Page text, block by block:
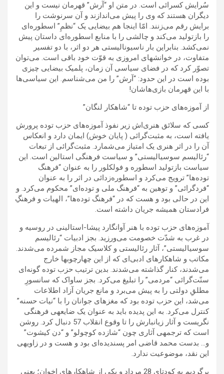
سُرایش کسرائی است. در متن او “آرش” قهرمان نیست و این
دیگران هستند که وی را پیش می‌اندازند و آن سرنوشت را
برایش رقم می‌زنند. امّا اینجا هم بیضایی یک “نظمِ” اسطوره‌ای
را بازتولید می‌کند و چالشی را با منابع اسطوره‌ای داستان پیش
نمی‌کشد. بنابراین بار ناسیونالیستی هر دو اثر، با دو تفسیر
متفاوت، در خوانشهای امروزی به قوّت خود باقی است. می‌توان
تصوّر کرد که در فضای سیاسی آن زمان، پلمیک بیضایی چیزی
بوده است در این حدود: “آرش” را من می‌شناسم. این سیاسی‌ها
با این قهرمان بازی‌هاشان!
از آموزه‌های حزب توده تا “شاهکار لنگان”
کسی که سلائق هنری‌اش زیر نفوذ آموزه‌های حزب توده پرورش
یافته است، به مثبت‌گرائی ( پایان خوش) ایمان دارد و انعکاس
آن را در اثر هنری یک امتیاز می‌شمارد. مثبت‌گرائی از تبعات
“رئالیسم سوسیالیستی” و سیاست فرهنگی استالین است. این
سیاست بازتولید اسطوره و فولکلور را به عنوان “فرهنگ
توده‌ها” ترویج می‌کرد و اسطوره‌زدائی در اثر را به عنوان
“فردگرائی” و توهین به “فرهنگ ملی و توده‌ای” محکوم می‌کرد. و
این در حالی بود و هست که در “فرهنگ توده‌ها”، الهیات و فرهنگِ
فرادستان همیشه جریان داشته است.
آموزه‌های حزب توده با هنر آوانگارد پیشا-استالینی در روسیه و
در غرب به شدّت خصومت می‌ورزید. بجز ادبیات “رئالیسم
سوسیالیستی”، آثار رئالیستی و کلاسیک مجاز شمرده می‌شدند.
مکاتب و شاهکارهای ادبی‌ای که از این چهارچوبها خارج
می‌شدند، کنار گذاشته می‌شدند. بدین ترتیب حزب توده گونه‌ای
سنّت‌گرائی “مردمی” را تبلیغ می‌کرد. بجز ساواک که سانسورِ
مطلقِ دولتی را به پیش می‌برد و مانع جریان آزاد اطلاعات
می‌شد، این حزب توده بود که مغزهای جوانان را با “نیات حسنه”
کنترل می‌کرد. به این پدیده باید به عنوان یک ضایعه‍ی فرهنگی
نگریست و آثار زیانبارش را تا وقوع انقلاب 57 دنبال کرد. روشن
است که ترجمه‍ی آثاری چون “شازده کوچولو” و “دن کیشوت”
و… بدست محمد قاضی امر پسندیده‌ای بود و هست و در زاویه‍ی
این نقد، موضوعیت ندارد.
برگردیم به کودتای 28 مرداد و یکی از شاهکارهای اخوان؛ یعنی